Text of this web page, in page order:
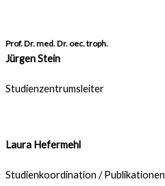
Prof. Dr. med. Dr. oec. troph.
Jürgen Stein
Studienzentrumsleiter
Laura Hefermehl
Studienkoordination / Publikationen